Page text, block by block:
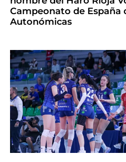
Campeonato de España
Autonómicas